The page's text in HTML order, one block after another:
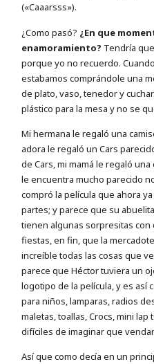
(«Caaarsss»).
¿Como pasó? ¿En que
enamoramiento? Tendría
porque yo no recuerdo.
estabamos comprándole una
de plato, vaso, tenedor y
plástico para la mesa y no se
Mi hermana le regaló una
adora le regaló un Cars
de Cars, mi mamá le regaló
le encuentra mucho parecido
compró la película que ahora
partes; y parece que su
tienen algunas sorpresitas
fiestas, en fin, que la
increíble todas las cosas que
parece que Héctor tuviera un
logotipo de la película, y es así
para niños, lamparas, radios
maletas, toallas, Crocs, mini
difíciles de imaginar que
Así que como decía en un